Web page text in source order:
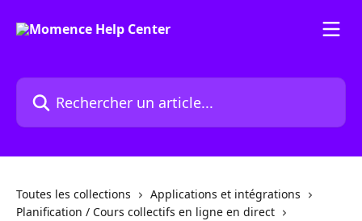
Rechercher un article...
Toutes les collections
Applications et intégrations
Planification / Cours collectifs en ligne en direct